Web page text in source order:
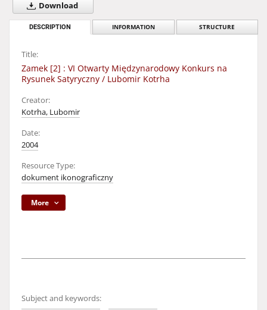
Download
DESCRIPTION INFORMATION STRUCTURE
Title:
Zamek [2] : VI Otwarty Międzynarodowy Konkurs na
Rysunek Satyryczny / Lubomir Kotrha
Creator:
Kotrha, Lubomir
Date:
2004
Resource Type:
dokument ikonograficzny
More
Subject and keywords: